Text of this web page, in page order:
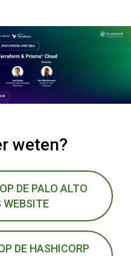
weten?
DE PALO ALTO
WEBSITE
DE HASHICORP